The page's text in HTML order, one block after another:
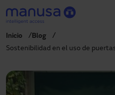
Pasar al contenido principal
Servicios
Inicio
Blog
Sostenibilidad en el uso de